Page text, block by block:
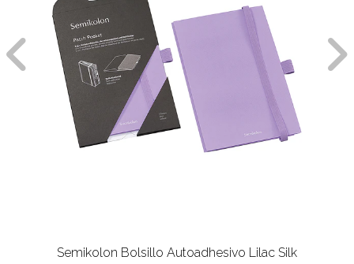
Semikolon Bolsillo Autoadhesivo Lilac Silk